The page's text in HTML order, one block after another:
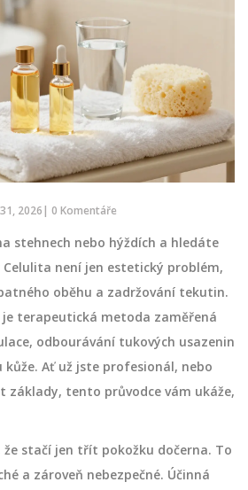
2026| 0 Komentáře
stehnech nebo hýždích a hledáte
není jen estetický problém,
oběhu a zadržování tekutin.
je terapeutická metoda zaměřená
odbourávání tukových usazenin
kůže. Ať už jste profesionál, nebo
základy, tento průvodce vám ukáže,
stačí jen třít pokožku dočerna. To
a zároveň nebezpečné. Účinná